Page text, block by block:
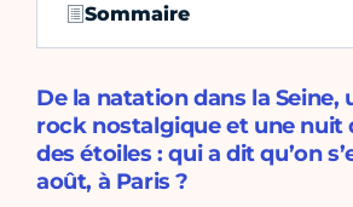
Sommaire
De la natation dans la Seine,
rock nostalgique et une nuit
des étoiles : qui a dit qu’on
août, à Paris ?